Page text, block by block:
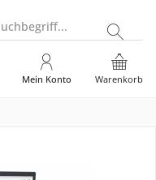
Warenkorb
Mein Konto